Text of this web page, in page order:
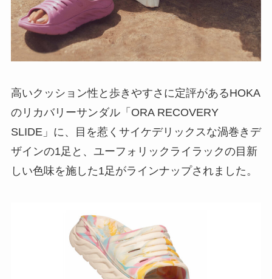
高いクッション性と歩きやすさに定評があるHOKA
のリカバリーサンダル「ORA RECOVERY
SLIDE」に、目を惹くサイケデリックスな渦巻きデ
ザインの1足と、ユーフォリックライラックの目新
しい色味を施した1足がラインナップされました。